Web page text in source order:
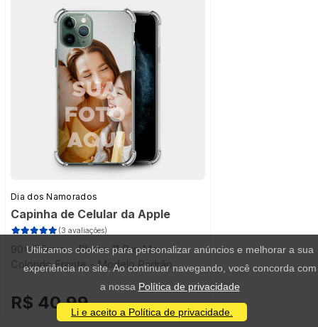
Dia dos Namorados
Capinha de Celular da Apple
(3 avaliações)
90x175mm - iPhone 11 Pro Max -
Colorido Frente - Modelo Padrão
R$ 40,99
Utilizamos cookies para personalizar anúncios e melhorar a sua
experiência no site. Ao continuar navegando, você concorda com
a nossa Política de privacidade
Li e aceito a Política de privacidade.